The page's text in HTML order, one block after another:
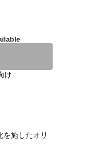
け
施したオリ